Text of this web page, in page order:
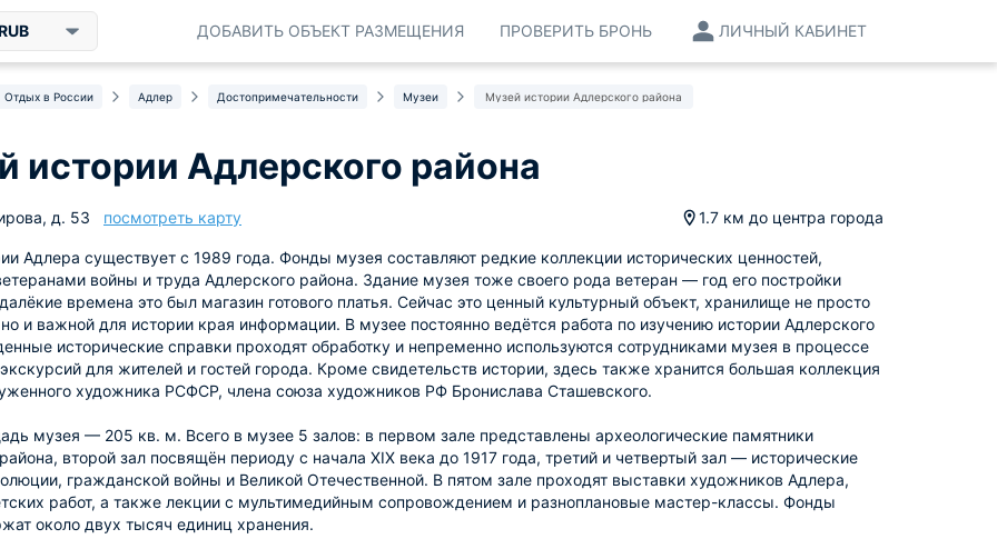
ЛИЧНЫЙ КАБИНЕТ
ПРОВЕРИТЬ БРОНЬ
ДОБАВИТЬ ОБЪЕКТ РАЗМЕЩЕНИЯ
Отдых в России Адлер Достопримечательности Музеи Музей истории Адлерского района
истории Адлерского района
д. 53 посмотреть карту 1.7 км до центра города
Адлера существует с 1989 года. Фонды музея составляют редкие коллекции исторических ценностей,
войны и труда Адлерского района. Здание музея тоже своего рода ветеран — год его постройки
времена это был магазин готового платья. Сейчас это ценный культурный объект, хранилище не просто
и важной для истории края информации. В музее постоянно ведётся работа по изучению истории Адлерского
исторические справки проходят обработку и непременно используются сотрудниками музея в процессе
для жителей и гостей города. Кроме свидетельств истории, здесь также хранится большая коллекция
художника РСФСР, члена союза художников РФ Бронислава Сташевского.
музея — 205 кв. м. Всего в музее 5 залов: в первом зале представлены археологические памятники
второй зал посвящён периоду с начала XIX века до 1917 года, третий и четвертый зал — исторические
гражданской войны и Великой Отечественной. В пятом зале проходят выставки художников Адлера,
работ, а также лекции с мультимедийным сопровождением и разноплановые мастер-классы. Фонды
около двух тысяч единиц хранения.